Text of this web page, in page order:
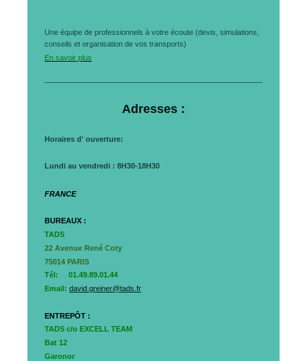
Une équipe de professionnels à votre écoute (devis, simulations,
conseils et organisation de vos transports)
En savoir plus
Adresses :
Horaires d' ouverture:
Lundi au vendredi : 8H30-18H30
FRANCE
BUREAUX :
TADS
22 Avenue René Coty
75014 PARIS
Tél: 01.49.89.01.44
Email: david.greiner@tads.fr
ENTREPÔT :
TADS c/o EXCELL TEAM
Bat 12
Garonor